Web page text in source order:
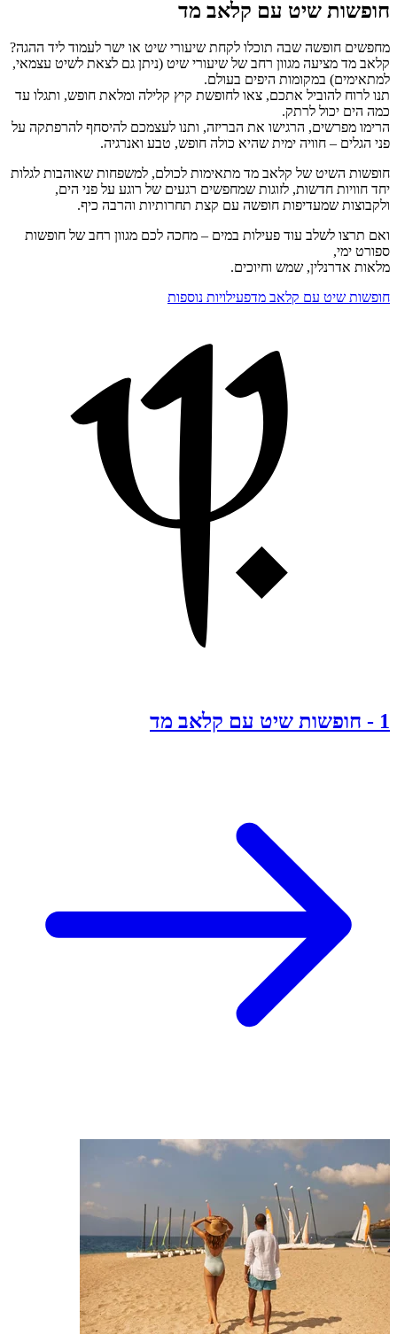
חופשות שיט עם קלאב מד
מחפשים חופשה שבה תוכלו לקחת שיעורי שיט או ישר לעמוד ליד ההגה?
קלאב מד מציעה מגוון רחב של שיעורי שיט (ניתן גם לצאת לשיט עצמאי,
למתאימים) במקומות היפים בעולם.
תנו לרוח להוביל אתכם, צאו לחופשת קיץ קלילה ומלאת חופש, ותגלו עד
כמה הים יכול לרתק.
הרימו מפרשים, הרגישו את הבריזה, ותנו לעצמכם להיסחף להרפתקה על
פני הגלים – חוויה ימית שהיא כולה חופש, טבע ואנרגיה.
חופשות השיט של קלאב מד מתאימות לכולם, למשפחות שאוהבות לגלות
יחד חוויות חדשות, לזוגות שמחפשים רגעים של רוגע על פני הים,
ולקבוצות שמעדיפות חופשה עם קצת תחרותיות והרבה כיף.
ואם תרצו לשלב עוד פעילות במים – מחכה לכם מגוון רחב של חופשות
ספורט ימי,
מלאות אדרנלין, שמש וחיוכים.
חופשות שיט עם קלאב מדפעילויות נוספות
1
- חופשות שיט עם קלאב מד